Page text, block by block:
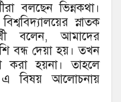
বলছেন ভিন্নকথা।
স্নাতক
বলেন, আমাদের
বন্ধ দেয়া হয়। তখন
করা হয়না। তাহলে
এ বিষয় আলোচনায়